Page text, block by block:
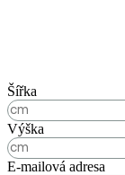
Šířka
Výška
E-mailová adresa